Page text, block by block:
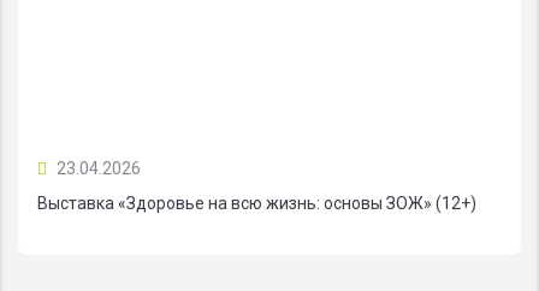
23.04.2026
Выставка «Здоровье на всю жизнь: основы ЗОЖ» (12+)